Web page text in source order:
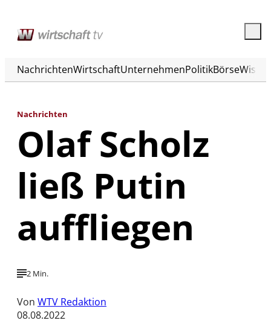
NachrichtenWirtschaftUnternehmenPolitikBörse
Nachrichten
Olaf Scholz
ließ Putin
auffliegen
2 Min.
Von WTV Redaktion
08.08.2022